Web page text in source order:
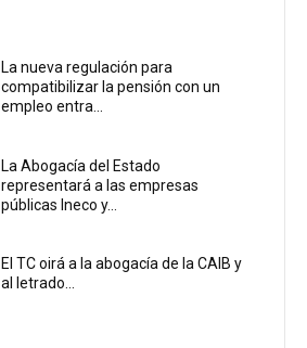
La nueva regulación para
compatibilizar la pensión con un
empleo entra...
La Abogacía del Estado
representará a las empresas
públicas Ineco y...
El TC oirá a la abogacía de la CAIB y
al letrado...